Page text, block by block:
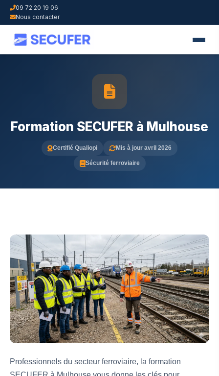
09 72 20 19 06
Nous contacter
Formation SECUFER à Mulhouse
Certifié Qualiopi Mis à jour avril 2026
Sécurité ferroviaire
Professionnels du secteur ferroviaire, la formation